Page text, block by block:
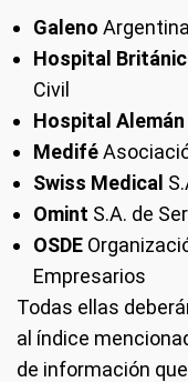
Galeno
Hospital
Civil
Hospital Alemán
Medifé
Swiss Medical
Omint S.A. de
OSDE
Empresarios
Todas ellas
al índice
de información